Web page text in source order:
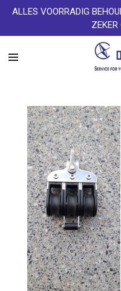
Ga
naar
de
ALLES VOORRADIG